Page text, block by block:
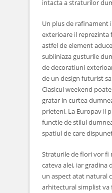
intacta a straturilor
Un plus de rafinament
exterioare il reprezinta
astfel de element
subliniaza gusturile
de decoratiuni
de un design futurist
Clasicul weekend
gratar in curtea
prieteni. La Europav il
functie de stilul
spatiul de care
Straturile de flori vor fi
cateva alei, iar gradina
un aspect atat natural
arhitectural simplist va